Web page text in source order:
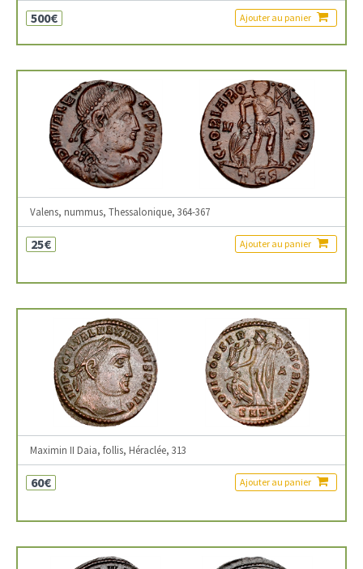
500€ Ajouter au panier
Valens, nummus, Thessalonique, 364-367
25€ Ajouter au panier
Maximin II Daia, follis, Héraclée, 313
60€ Ajouter au panier